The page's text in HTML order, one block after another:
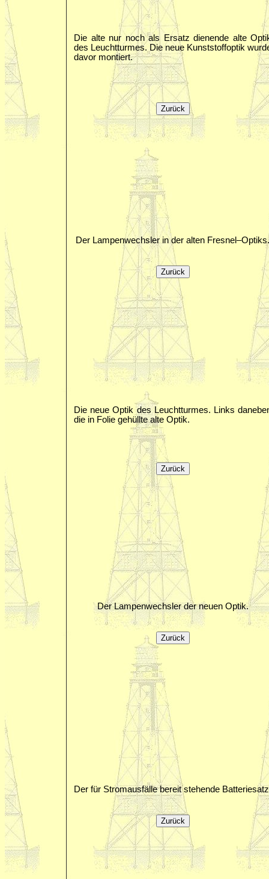
Die alte nur noch als Ersatz dienende alte
des Leuchtturmes. Die neue Kunststoffoptik
davor montiert.
Der Lampenwechsler in der alten Fresnel–Optiks.
Die neue Optik des Leuchtturmes. Links
die in Folie gehüllte alte Optik.
Der Lampenwechsler der neuen Optik.
Der für Stromausfälle bereit stehende